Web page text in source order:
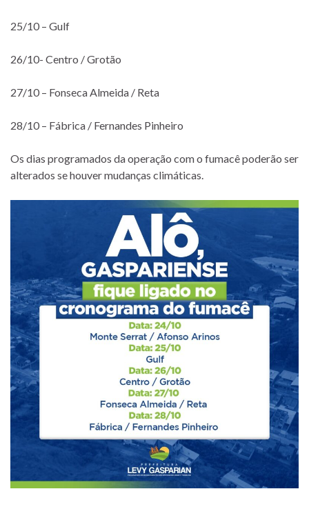
25/10 – Gulf
26/10- Centro / Grotão
27/10 – Fonseca Almeida / Reta
28/10 – Fábrica / Fernandes Pinheiro
Os dias programados da operação com o fumacê poderão ser
alterados se houver mudanças climáticas.